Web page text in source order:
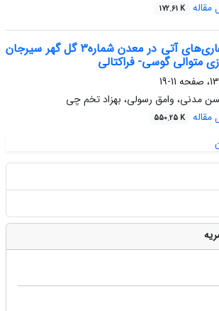
مقاله 172.61 K
تعیین نقاط بهینه حفاری‌های آتی در معدن شماره3 گل گهر سیرجان
متوالی گوسی- فراکتالی
11-19
مدنی، وامق رسولی، بهزاد تخم چی
مقاله 550.25 K